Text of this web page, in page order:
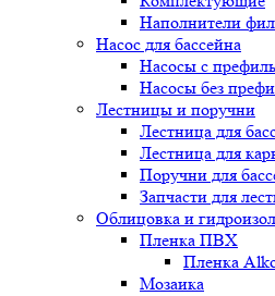
Наполнители
Насос для бассейна
Насосы с
Насосы без
Лестницы и поручни
Лестница для
Лестница для
Поручни для
Запчасти для
Облицовка и
Пленка ПВХ
Пленка
Мозаика